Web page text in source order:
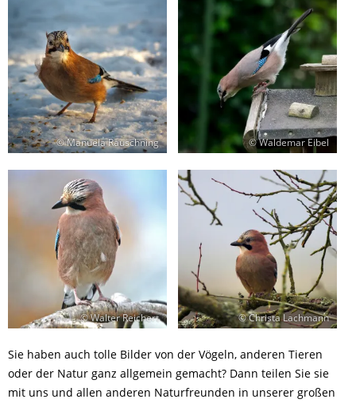
© Manuela Rauschning © Waldemar Eibel
© Walter Reichert © Christa Lachmann
Sie haben auch tolle Bilder von der Vögeln, anderen Tieren
oder der Natur ganz allgemein gemacht? Dann teilen Sie sie
mit uns und allen anderen Naturfreunden in unserer großen